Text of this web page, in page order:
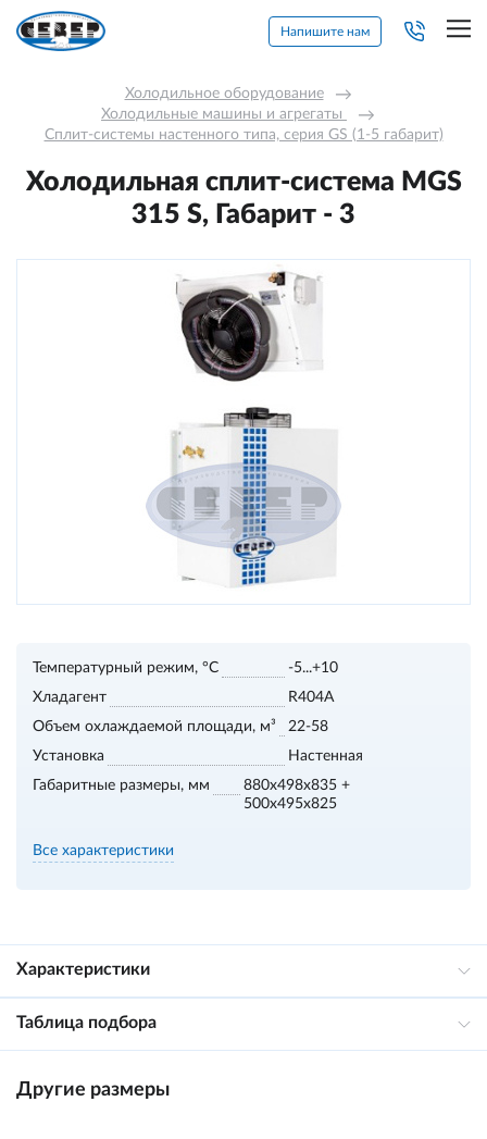
Напишите нам
Холодильное оборудование →
Холодильные машины и агрегаты →
Сплит-системы настенного типа, серия GS (1-5 габарит)
Холодильная сплит-система MGS
315 S, Габарит - 3
Температурный режим, °С
-5...+10
Хладагент
R404A
Объем охлаждаемой площади, м³
22-58
Установка
Настенная
Габаритные размеры, мм
880x498x835 +
500x495x825
Все характеристики
Характеристики
Таблица подбора
Другие размеры